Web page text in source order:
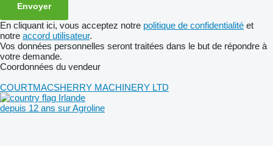
En cliquant ici, vous acceptez notre politique de confidentialité et
notre accord utilisateur.
Vos données personnelles seront traitées dans le but de répondre à
votre demande.
Coordonnées du vendeur
COURTMACSHERRY MACHINERY LTD
Irlande
depuis 12 ans sur Agroline